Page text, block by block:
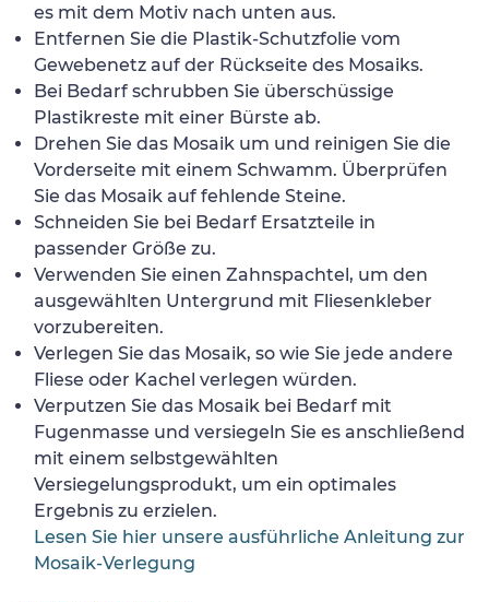
es mit dem Motiv nach unten aus.
Entfernen Sie die Plastik-Schutzfolie vom
Gewebenetz auf der Rückseite des Mosaiks.
Bei Bedarf schrubben Sie überschüssige
Plastikreste mit einer Bürste ab.
Drehen Sie das Mosaik um und reinigen Sie die
Vorderseite mit einem Schwamm. Überprüfen
Sie das Mosaik auf fehlende Steine.
Schneiden Sie bei Bedarf Ersatzteile in
passender Größe zu.
Verwenden Sie einen Zahnspachtel, um den
ausgewählten Untergrund mit Fliesenkleber
vorzubereiten.
Verlegen Sie das Mosaik, so wie Sie jede andere
Fliese oder Kachel verlegen würden.
Verputzen Sie das Mosaik bei Bedarf mit
Fugenmasse und versiegeln Sie es anschließend
mit einem selbstgewählten
Versiegelungsprodukt, um ein optimales
Ergebnis zu erzielen.
Lesen Sie hier unsere ausführliche Anleitung zur
Mosaik-Verlegung